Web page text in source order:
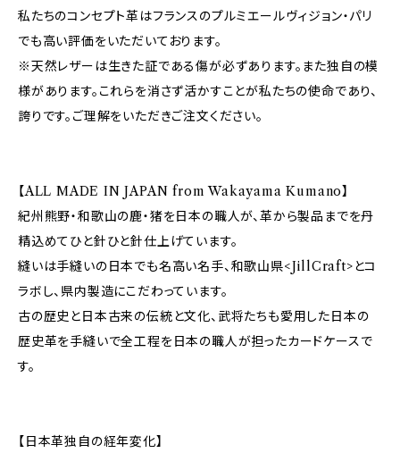
私たちのコンセプト革はフランスのプルミエールヴィジョン・パリ
でも高い評価をいただいております。
※天然レザーは生きた証である傷が必ずあります。また独自の模
様があります。これらを消さず活かすことが私たちの使命であり、
誇りです。ご理解をいただきご注文ください。
【ALL MADE IN JAPAN from Wakayama Kumano】
紀州熊野・和歌山の鹿・猪を日本の職人が、革から製品までを丹
精込めてひと針ひと針仕上げています。
縫いは手縫いの日本でも名高い名手、和歌山県<JillCraft>とコ
ラボし、県内製造にこだわっています。
古の歴史と日本古来の伝統と文化、武将たちも愛用した日本の
歴史革を手縫いで全工程を日本の職人が担ったカードケースで
す。
【日本革独自の経年変化】